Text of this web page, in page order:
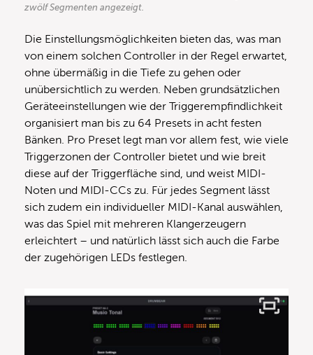
zwölf Segmenten angezeigt.
Die Einstellungsmöglichkeiten bieten das, was man
von einem solchen Controller in der Regel erwartet,
ohne übermäßig in die Tiefe zu gehen oder
unübersichtlich zu werden. Neben grundsätzlichen
Geräteeinstellungen wie der Triggerempfindlichkeit
organisiert man bis zu 64 Presets in acht festen
Bänken. Pro Preset legt man vor allem fest, wie viele
Triggerzonen der Controller bietet und wie breit
diese auf der Triggerfläche sind, und weist MIDI-
Noten und MIDI-CCs zu. Für jedes Segment lässt
sich zudem ein individueller MIDI-Kanal auswählen,
was das Spiel mit mehreren Klangerzeugern
erleichtert – und natürlich lässt sich auch die Farbe
der zugehörigen LEDs festlegen.